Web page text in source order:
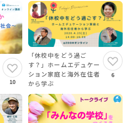
10
「休校中をどう過ご
す？」ホームエデュケー
ション家庭と海外在住者
から学ぶ
6